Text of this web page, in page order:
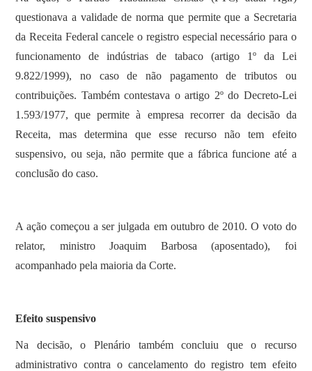
questionava a validade de norma que permite que a Secretaria
da Receita Federal cancele o registro especial necessário para o
funcionamento de indústrias de tabaco (artigo 1º da Lei
9.822/1999), no caso de não pagamento de tributos ou
contribuições. Também contestava o artigo 2º do Decreto-Lei
1.593/1977, que permite à empresa recorrer da decisão da
Receita, mas determina que esse recurso não tem efeito
suspensivo, ou seja, não permite que a fábrica funcione até a
conclusão do caso.
A ação começou a ser julgada em outubro de 2010. O voto do
relator, ministro Joaquim Barbosa (aposentado), foi
acompanhado pela maioria da Corte.
Efeito suspensivo
Na decisão, o Plenário também concluiu que o recurso
administrativo contra o cancelamento do registro tem efeito